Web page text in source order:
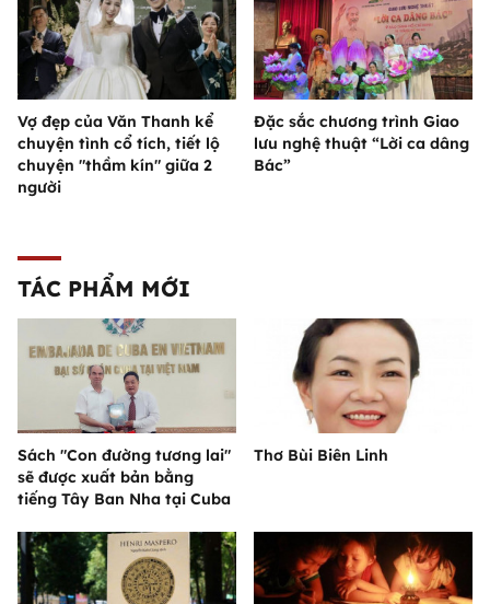
Vợ đẹp của Văn Thanh kể
chuyện tình cổ tích, tiết lộ
chuyện "thầm kín" giữa 2
người
Đặc sắc chương trình Giao
lưu nghệ thuật “Lời ca dâng
Bác”
TÁC PHẨM MỚI
Sách "Con đường tương lai"
sẽ được xuất bản bằng
tiếng Tây Ban Nha tại Cuba
Thơ Bùi Biên Linh